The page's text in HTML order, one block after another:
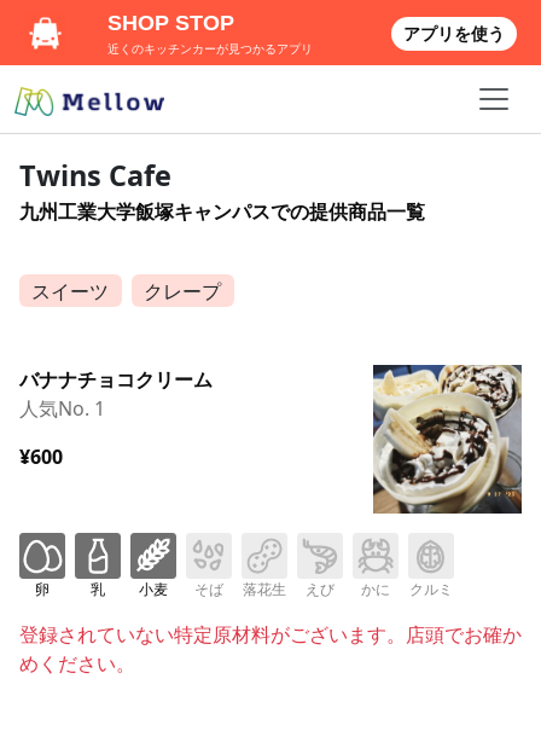
Twins Cafe
九州工業大学飯塚キャンパスでの提供商品一覧
スイーツ クレープ
バナナチョコクリーム
人気No. 1
¥600
卵 乳 小麦 そば 落花生 えび かに クルミ
登録されていない特定原材料がございます。店頭でお確か
めください。
SHOP STOP
近くのキッチンカーが見つかるアプリ
アプリを使う